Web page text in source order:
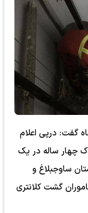
موسوی روز سه شنبه ۱۱ دی ماه گفت: درپی اعلام
مرگ یک کودک چهار ساله در یک
ساوجبلاغ و
گشت کلانتری